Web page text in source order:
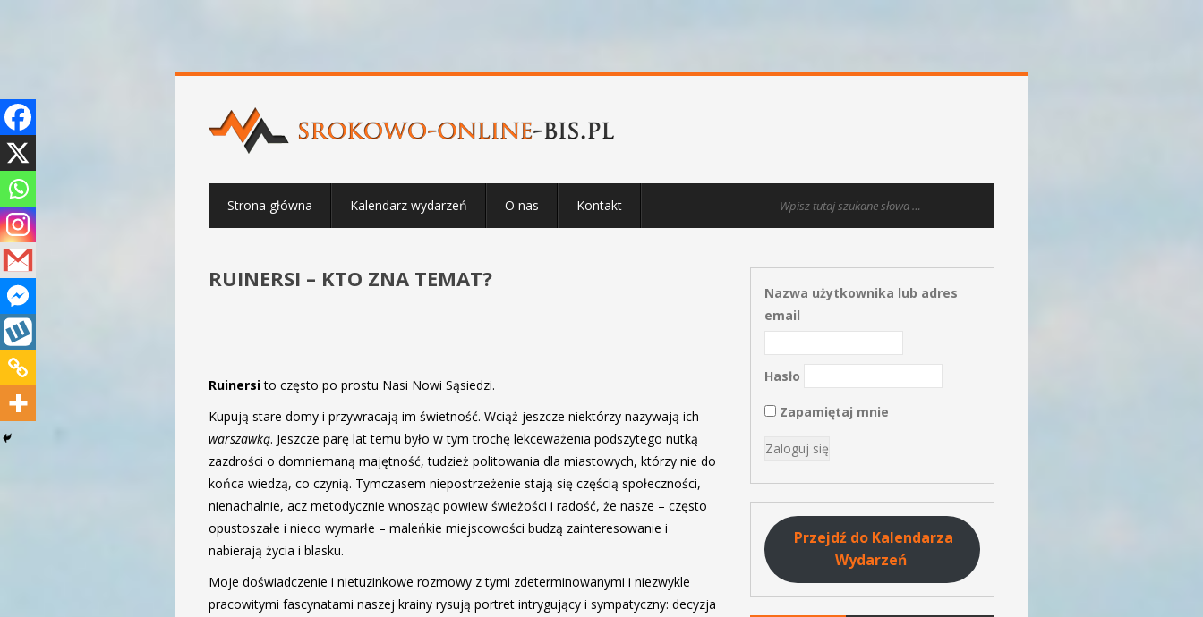
Strona główna Kalendarz wydarzeń O nas Kontakt
RUINERSI – KTO ZNA TEMAT?
Ruinersito często po prostu Nasi Nowi Sąsiedzi.
Kupują stare domy i przywracają im świetność. Wciąż jeszcze niektórzy nazywają ich
warszawką. Jeszcze parę lat temu było w tym trochę lekceważenia podszytego nutką
zazdrości o domniemaną majętność, tudzież politowania dla miastowych, którzy nie do
końca wiedzą, co czynią. Tymczasem niepostrzeżenie stają się częścią społeczności,
nienachalnie, acz metodycznie wnosząc powiew świeżości i radość, że nasze – często
opustoszałe i nieco wymarłe – maleńkie miejscowości budzą zainteresowanie i
nabierają życia i blasku.
Moje doświadczenie i nietuzinkowe rozmowy z tymi zdeterminowanymi i niezwykle
pracowitymi fascynatami naszej krainy rysują portret intrygujący i sympatyczny: decyzja
Nazwa użytkownika lub adres
email
Hasło
Zapamiętaj mnie
Przejdź do Kalendarza
Wydarzeń